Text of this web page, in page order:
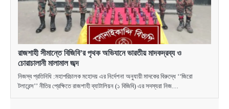
রাজশাহী সীমান্তে বিজিবি’র পৃথক অভিযানে ভারতীয় মাদকদ্রব্য ও
চোরাচালানী মালামাল জব্দ
নিজস্ব প্রতিনিধি :মহাপরিচালক মহোদয় এর নির্দেশনা অনুযায়ী মাদকের বিরুদ্ধে ‘‘জিরো
টলারেন্স’’ নীতির প্রেক্ষিতে রাজশাহী ব্যাটালিয়ন (১ বিজিবি) এর সদস্যরা নিজ…